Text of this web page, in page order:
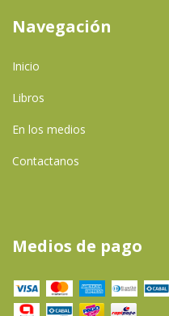
Navegación
Inicio
Libros
En los medios
Contactanos
Medios de pago